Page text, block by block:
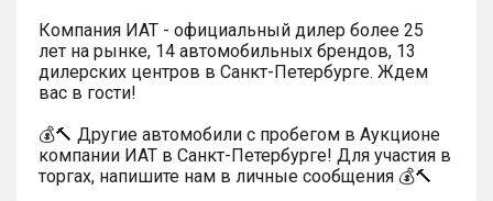
Компания ИАТ - официальный дилер более 25
лет на рынке, 14 автомобильных брендов, 13
дилерских центров в Санкт-Петербурге. Ждем
вас в гости!
💰🔨 Другие автомобили с пробегом в Аукционе
компании ИАТ в Санкт-Петербурге! Для участия в
торгах, напишите нам в личные сообщения 💰🔨